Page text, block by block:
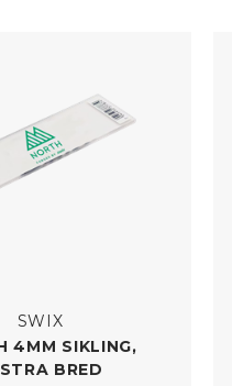
SWIX
4MM SIKLING,
BRED